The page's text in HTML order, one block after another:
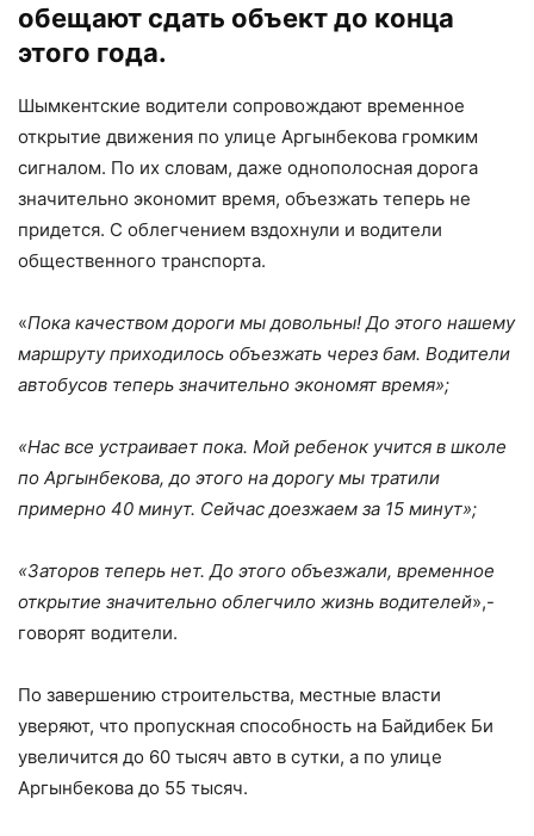
обещают сдать объект до конца
этого года.
Шымкентские водители сопровождают временное
открытие движения по улице Аргынбекова громким
сигналом. По их словам, даже однополосная дорога
значительно экономит время, объезжать теперь не
придется. С облегчением вздохнули и водители
общественного транспорта.
«Пока качеством дороги мы довольны! До этого нашему
маршруту приходилось объезжать через бам. Водители
автобусов теперь значительно экономят время»;
«Нас все устраивает пока. Мой ребенок учится в школе
по Аргынбекова, до этого на дорогу мы тратили
примерно 40 минут. Сейчас доезжаем за 15 минут»;
«Заторов теперь нет. До этого объезжали, временное
открытие значительно облегчило жизнь водителей»,-
говорят водители.
По завершению строительства, местные власти
уверяют, что пропускная способность на Байдибек Би
увеличится до 60 тысяч авто в сутки, а по улице
Аргынбекова до 55 тысяч.